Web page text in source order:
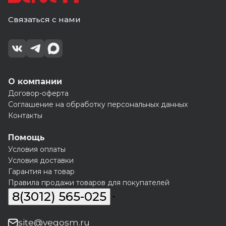
Связаться с нами
О компании
Договор-оферта
Соглашение на обработку персональных данных
Контакты
Помощь
Условия оплаты
Условия доставки
Гарантия на товар
Правила продажи товаров для покупателей
8(3012) 565-025
site@vegosm.ru